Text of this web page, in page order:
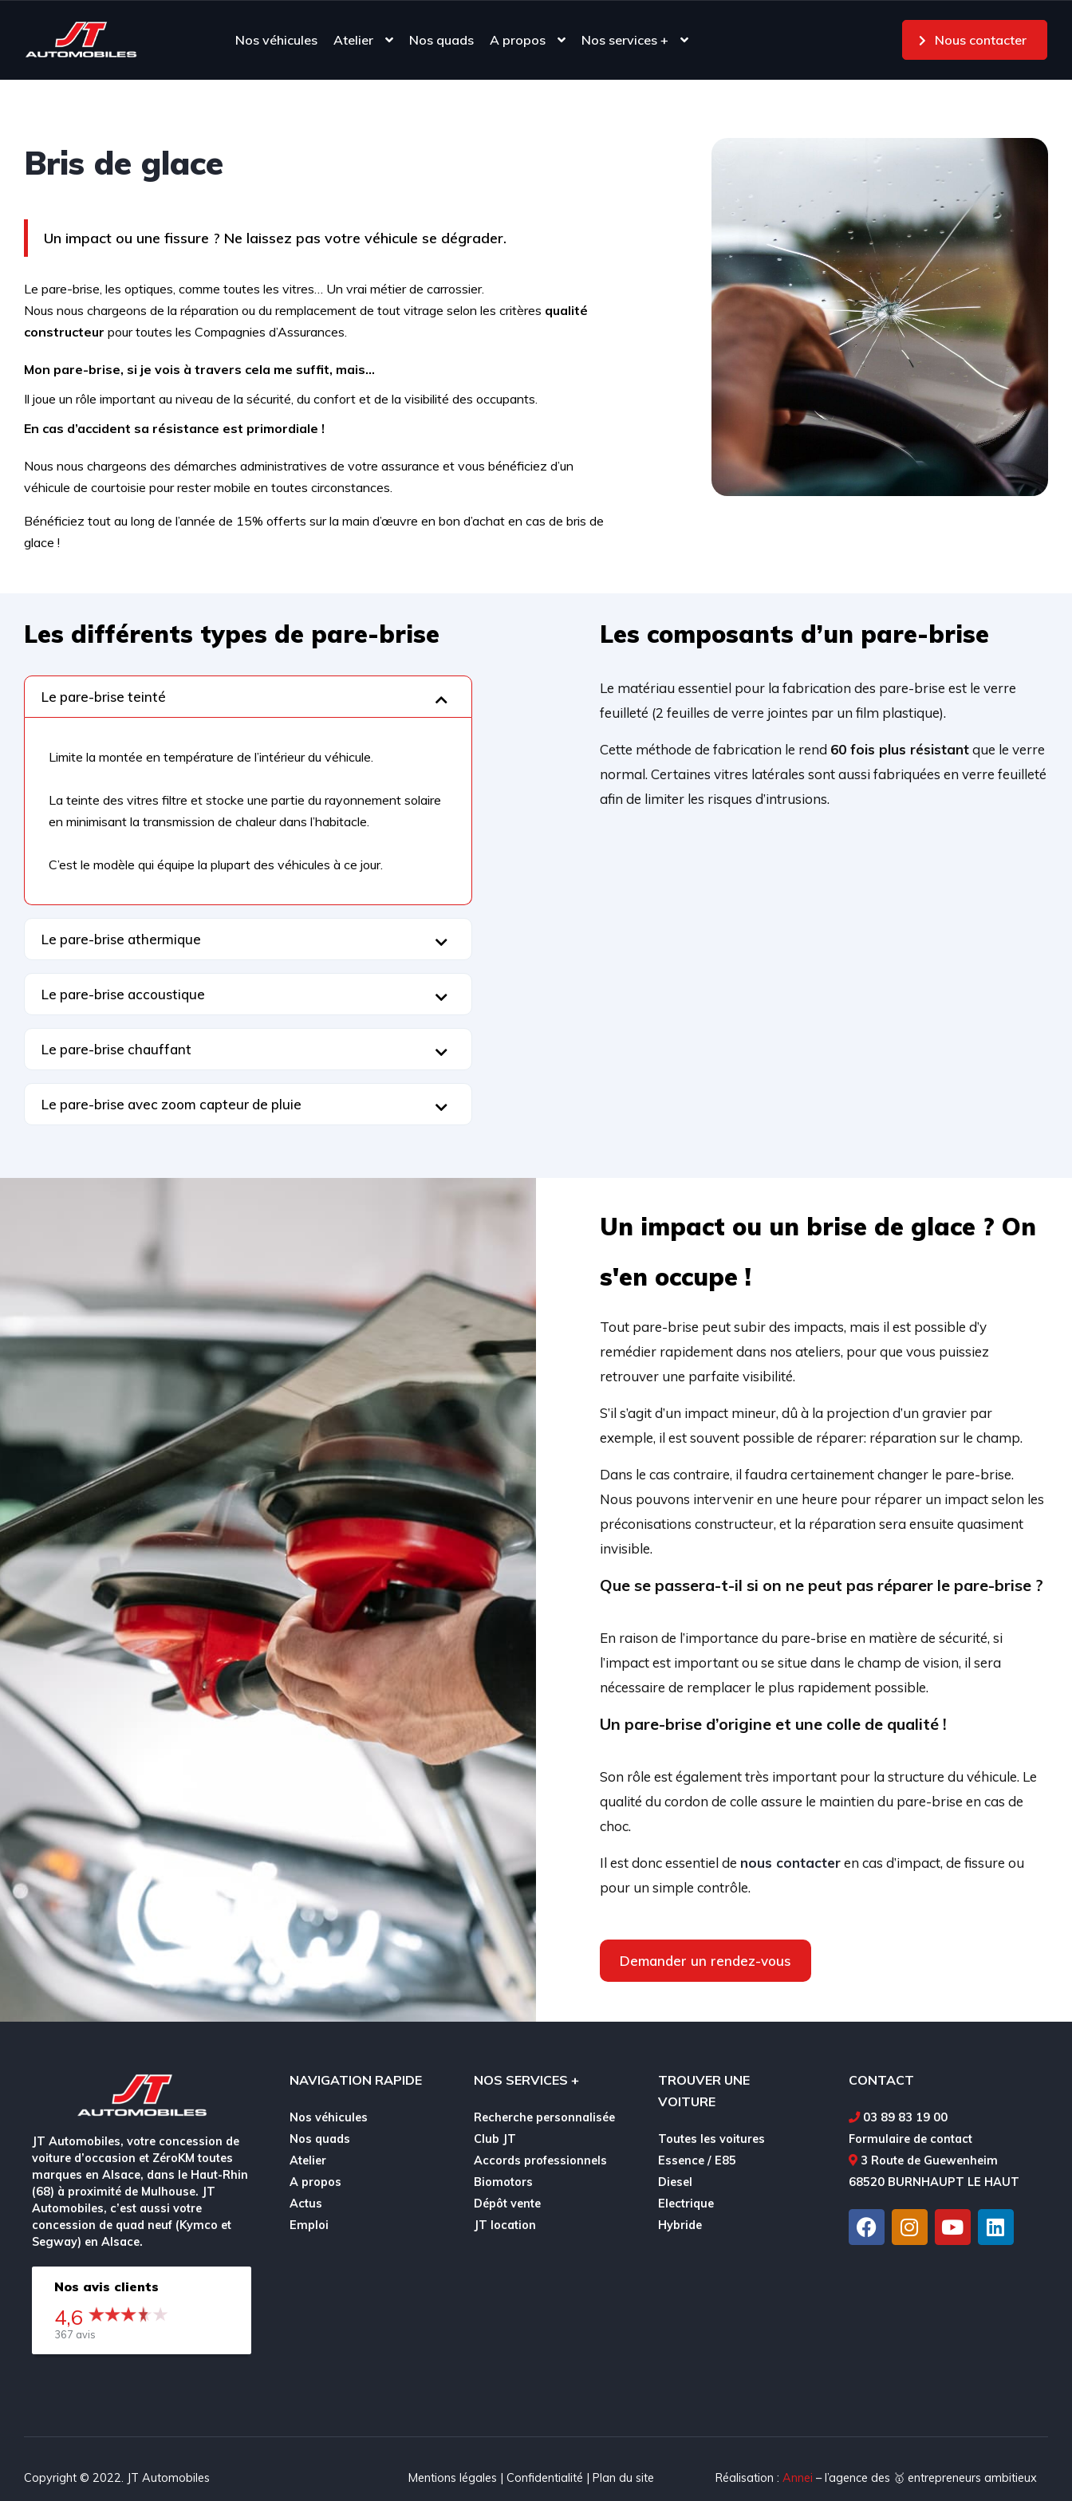
Nos véhicules Atelier Nos quads A propos Nos services + Nous contacter
Bris de glace
Un impact ou une fissure ? Ne laissez pas votre véhicule se dégrader.
Le pare-brise, les optiques, comme toutes les vitres… Un vrai métier de carrossier.
Nous nous chargeons de la réparation ou du remplacement de tout vitrage selon les critères qualité
constructeur pour toutes les Compagnies d’Assurances.
Mon pare-brise, si je vois à travers cela me suffit, mais…
Il joue un rôle important au niveau de la sécurité, du confort et de la visibilité des occupants.
En cas d’accident sa résistance est primordiale !
Nous nous chargeons des démarches administratives de votre assurance et vous bénéficiez d’un
véhicule de courtoisie pour rester mobile en toutes circonstances.
Bénéficiez tout au long de l’année de 15% offerts sur la main d’œuvre en bon d’achat en cas de bris de
glace !
Les différents types de pare-brise
Le pare-brise teinté
Limite la montée en température de l’intérieur du véhicule.
La teinte des vitres filtre et stocke une partie du rayonnement solaire
en minimisant la transmission de chaleur dans l’habitacle.
C’est le modèle qui équipe la plupart des véhicules à ce jour.
Le pare-brise athermique
Le pare-brise accoustique
Le pare-brise chauffant
Le pare-brise avec zoom capteur de pluie
Les composants d’un pare-brise
Le matériau essentiel pour la fabrication des pare-brise est le verre
feuilleté (2 feuilles de verre jointes par un film plastique).
Cette méthode de fabrication le rend 60 fois plus résistantque le verre
normal. Certaines vitres latérales sont aussi fabriquées en verre feuilleté
afin de limiter les risques d’intrusions.
Un impact ou un brise de glace ? On
s'en occupe !
Tout pare-brise peut subir des impacts, mais il est possible d’y
remédier rapidement dans nos ateliers, pour que vous puissiez
retrouver une parfaite visibilité.
S’il s’agit d’un impact mineur, dû à la projection d’un gravier par
exemple, il est souvent possible de réparer: réparation sur le champ.
Dans le cas contraire, il faudra certainement changer le pare-brise.
Nous pouvons intervenir en une heure pour réparer un impact selon les
préconisations constructeur, et la réparation sera ensuite quasiment
invisible.
Que se passera-t-il si on ne peut pas réparer le pare-brise ?
En raison de l’importance du pare-brise en matière de sécurité, si
l’impact est important ou se situe dans le champ de vision, il sera
nécessaire de remplacer le plus rapidement possible.
Un pare-brise d’origine et une colle de qualité !
Son rôle est également très important pour la structure du véhicule. Le
qualité du cordon de colle assure le maintien du pare-brise en cas de
choc.
Il est donc essentiel de nous contacteren cas d’impact, de fissure ou
pour un simple contrôle.
Demander un rendez-vous
JT Automobiles, votre concession de
voiture d’occasion et ZéroKM toutes
marques en Alsace, dans le Haut-Rhin
(68) à proximité de Mulhouse. JT
Automobiles, c’est aussi votre
concession de quad neuf (Kymco et
Segway) en Alsace.
Nos avis clients
4,6
367 avis
NAVIGATION RAPIDE
Nos véhicules
Nos quads
Atelier
A propos
Actus
Emploi
NOS SERVICES +
Recherche personnalisée
Club JT
Accords professionnels
Biomotors
Dépôt vente
JT location
TROUVER UNE
VOITURE
Toutes les voitures
Essence / E85
Diesel
Electrique
Hybride
CONTACT
03 89 83 19 00
Formulaire de contact
3 Route de Guewenheim
68520 BURNHAUPT LE HAUT
Copyright © 2022. JT Automobiles Mentions légales | Confidentialité | Plan du site Réalisation : Annei – l’agence des 🥇 entrepreneurs ambitieux